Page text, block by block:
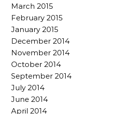
March 2015
February 2015
January 2015
December 2014
November 2014
October 2014
September 2014
July 2014
June 2014
April 2014